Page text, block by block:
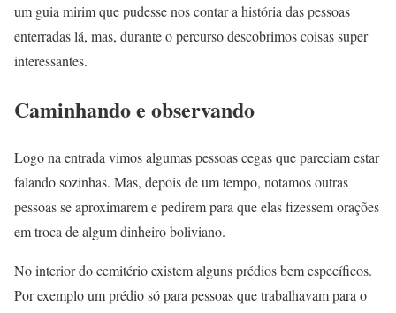
um guia mirim que pudesse nos contar a história das pessoas
enterradas lá, mas, durante o percurso descobrimos coisas super
interessantes.
Caminhando e observando
Logo na entrada vimos algumas pessoas cegas que pareciam estar
falando sozinhas. Mas, depois de um tempo, notamos outras
pessoas se aproximarem e pedirem para que elas fizessem orações
em troca de algum dinheiro boliviano.
No interior do cemitério existem alguns prédios bem específicos.
Por exemplo um prédio só para pessoas que trabalhavam para o